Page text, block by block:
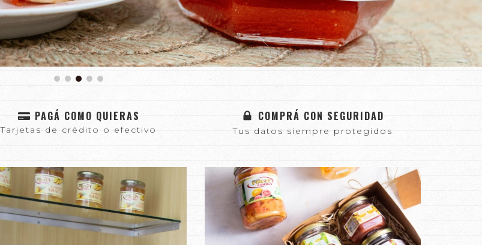
PAGÁ COMO QUIERAS
Tarjetas de crédito o efectivo
COMPRÁ CON SEGURIDAD
Tus datos siempre protegidos